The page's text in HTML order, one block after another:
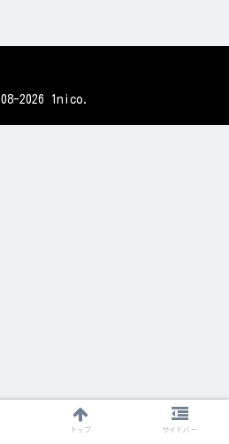
2026 1nico.
トップ サイドバー